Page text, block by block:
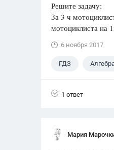
Решите задачу:
За 3 ч
мотоциклиста на
6 ноября 2017
ГДЗ
1 ответ
Мария